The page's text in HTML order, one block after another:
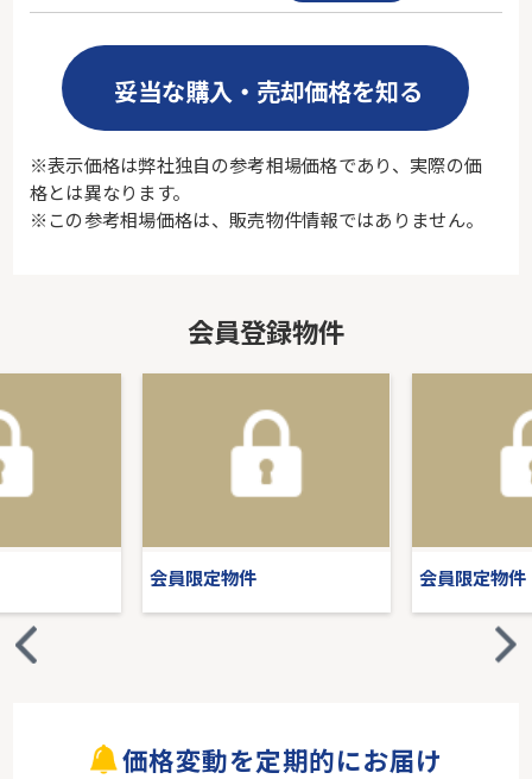
妥当な購入・売却価格を知る
※表示価格は弊社独自の参考相場価格であり、実際の価
格とは異なります。
※この参考相場価格は、販売物件情報ではありません。
会員登録物件
会員限定物件 会員限定物件
価格変動を定期的にお届け